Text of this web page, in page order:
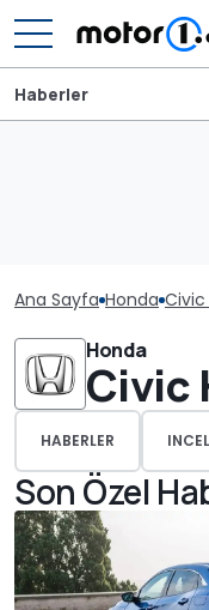
Haberler
Ana Sayfa Honda
Honda
Civic
HABERLER
Son Özel